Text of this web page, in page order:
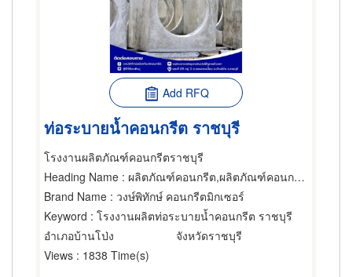
Add RFQ
ท่อระบายน้ำคอนกรีต ราชบุรี
โรงงานผลิตภัณฑ์คอนกรีตราชบุรี
Heading Name : ผลิตภัณฑ์คอนกรีต,ผลิตภัณฑ์คอนกรีต,พื้นสำเร็จรูป (คอนกรีตเสริมเหล็กและอัดแรง)
Brand Name : วงษ์พิทักษ์ คอนกรีตมิกเซอร์
Keyword : โรงงานผลิตท่อระบายน้ำคอนกรีต ราชบุรี
อำเภอบ้านโป่ง
จังหวัดราชบุรี
Views : 1838 Time(s)